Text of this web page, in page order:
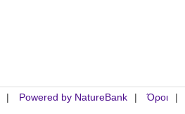
Powered by NatureBank Όροι